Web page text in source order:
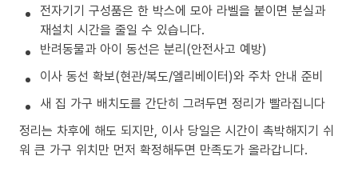
전자기기 구성품은 한 박스에 모아 라벨을 붙이면 분실과
재설치 시간을 줄일 수 있습니다.
반려동물과 아이 동선은 분리(안전사고 예방)
이사 동선 확보(현관/복도/엘리베이터)와 주차 안내 준비
새 집 가구 배치도를 간단히 그려두면 정리가 빨라집니다
정리는 차후에 해도 되지만, 이사 당일은 시간이 촉박해지기 쉬
워 큰 가구 위치만 먼저 확정해두면 만족도가 올라갑니다.